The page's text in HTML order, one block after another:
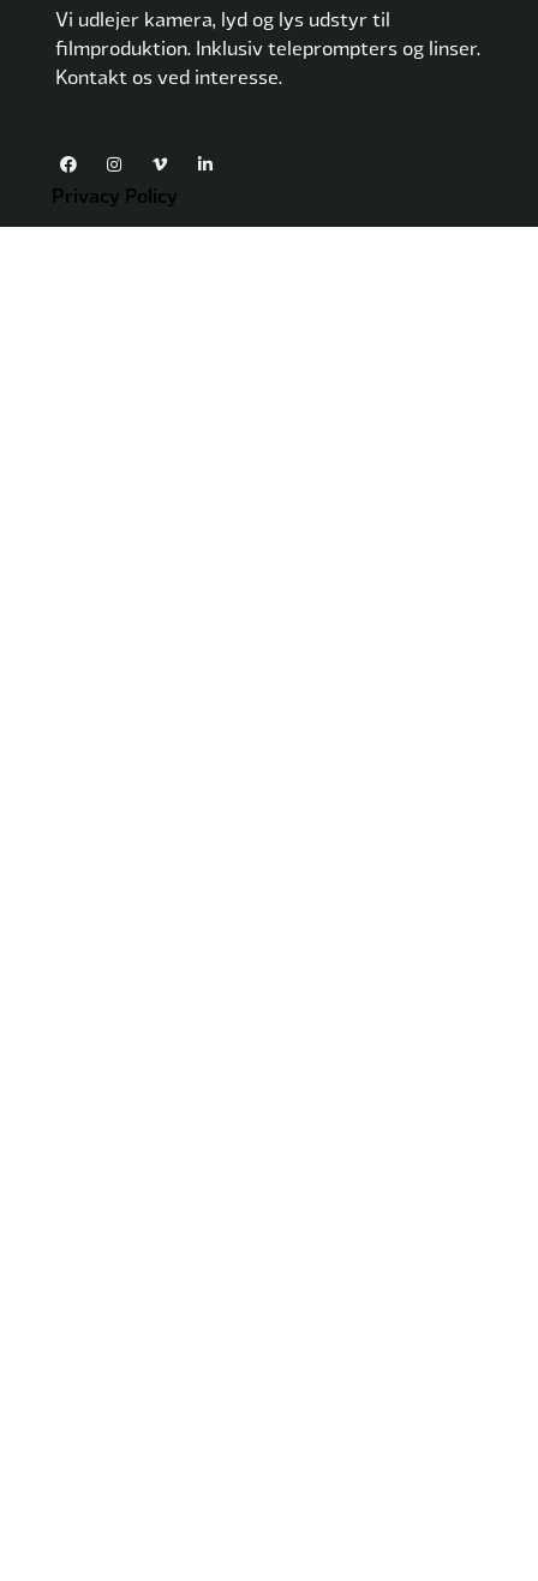
Vi udlejer kamera, lyd og lys udstyr til
filmproduktion. Inklusiv teleprompters og linser.
Kontakt os ved interesse.
Privacy Policy